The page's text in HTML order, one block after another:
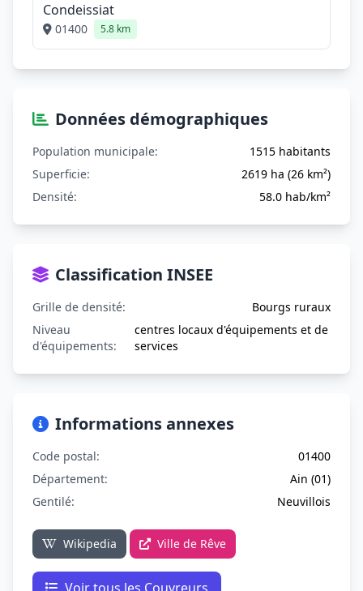
Condeissiat
01400 5.8 km
Données démographiques
Population municipale:
1515 habitants
Superficie:
2619 ha (26 km²)
Densité:
58.0 hab/km²
Classification INSEE
Grille de densité:
Bourgs ruraux
Niveau
d'équipements:
centres locaux d'équipements et de
services
Informations annexes
Code postal:
01400
Département:
Ain (01)
Gentilé:
Neuvillois
Wikipedia Ville de Rêve